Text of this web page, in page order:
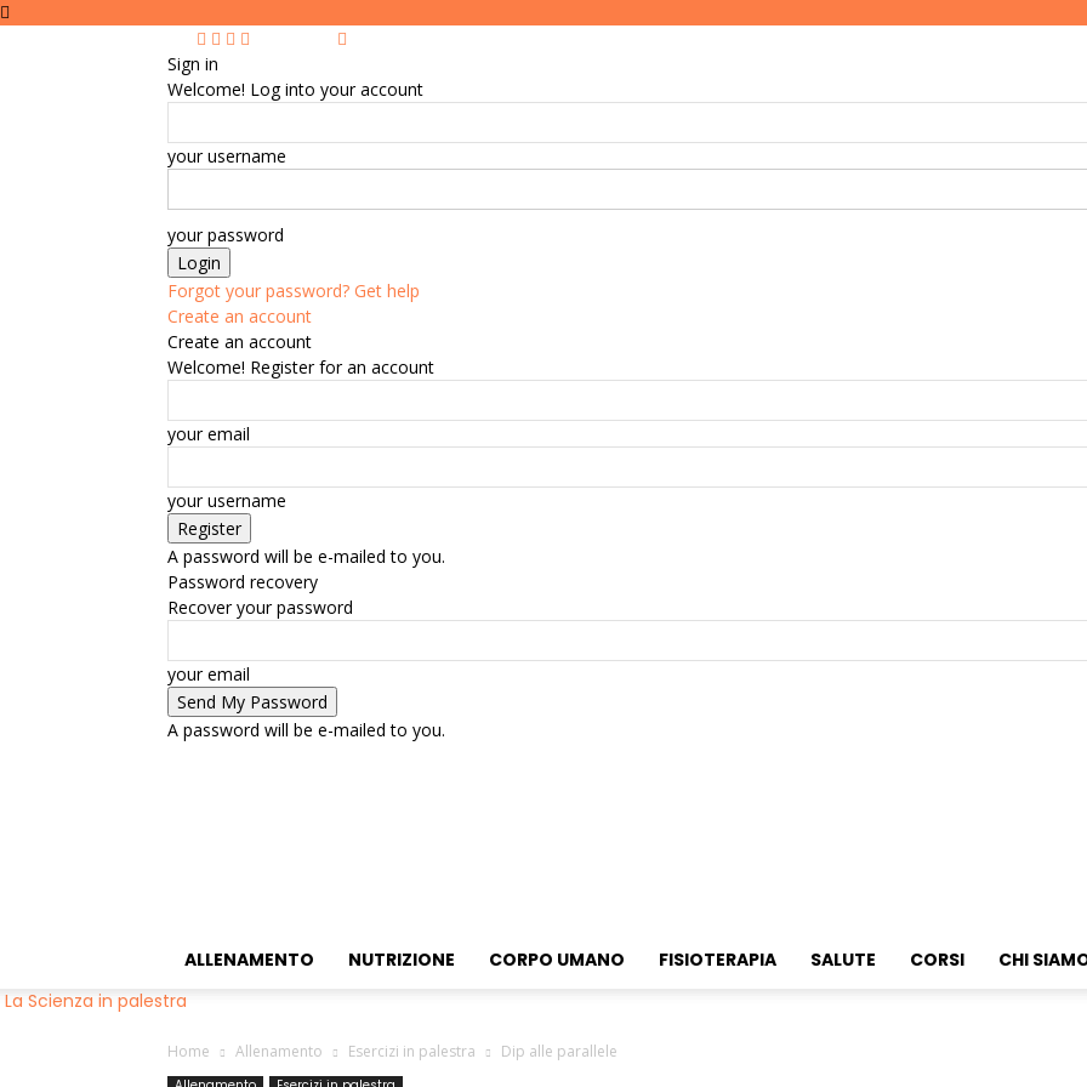
Sign in
Welcome! Log into your account
your username
your password
Forgot your password? Get help
Create an account
Create an account
Welcome! Register for an account
your email
your username
A password will be e-mailed to you.
Password recovery
Recover your password
your email
A password will be e-mailed to you.
ALLENAMENTO NUTRIZIONE CORPO UMANO FISIOTERAPIA SALUTE CORSI
CHI
La Scienza in palestra
Home Allenamento Esercizi in palestra Dip alle parallele